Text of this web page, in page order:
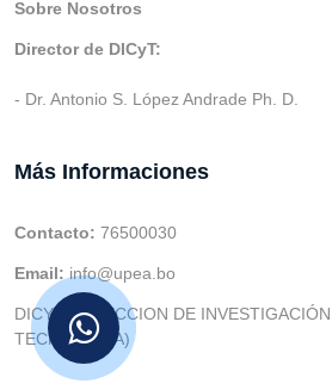
Sobre Nosotros
Director de DICyT:
- Dr. Antonio S. López Andrade Ph. D.
Más Informaciones
Contacto: 76500030
Email: info@upea.bo
DICYT (DIRECCION DE
TECNOLOGIA)